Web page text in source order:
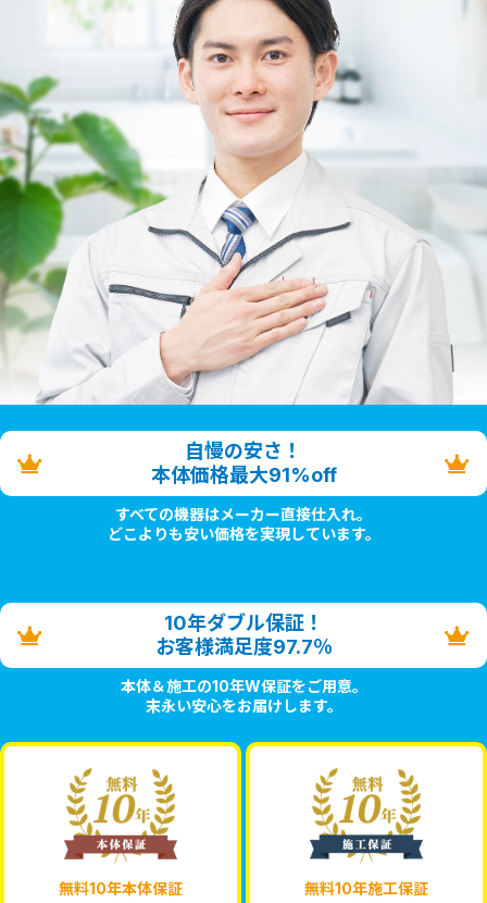
自慢の安さ！
本体価格最大91%off
すべての機器はメーカー直接仕入れ。
どこよりも安い価格を実現しています。
10年ダブル保証！
お客様満足度97.7％
本体＆施工の10年W保証をご用意。
末永い安心をお届けします。
無料10年本体保証 無料10年施工保証